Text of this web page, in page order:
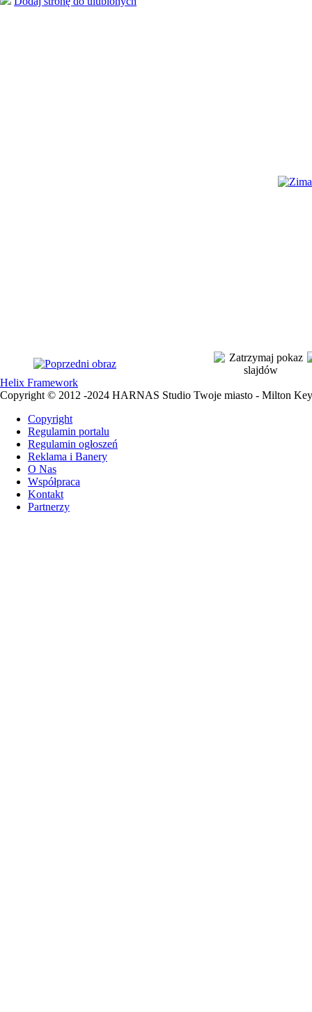
Helix Framework
Copyright © 2012 -2024 HARNAS Studio Twoje miasto - Milton
Copyright
Regulamin portalu
Regulamin ogłoszeń
Reklama i Banery
O Nas
Współpraca
Kontakt
Partnerzy